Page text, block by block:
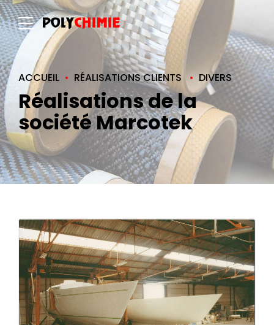
ACCUEIL RÉALISATIONS CLIENTS DIVERS
Réalisations de la
société Marcotek